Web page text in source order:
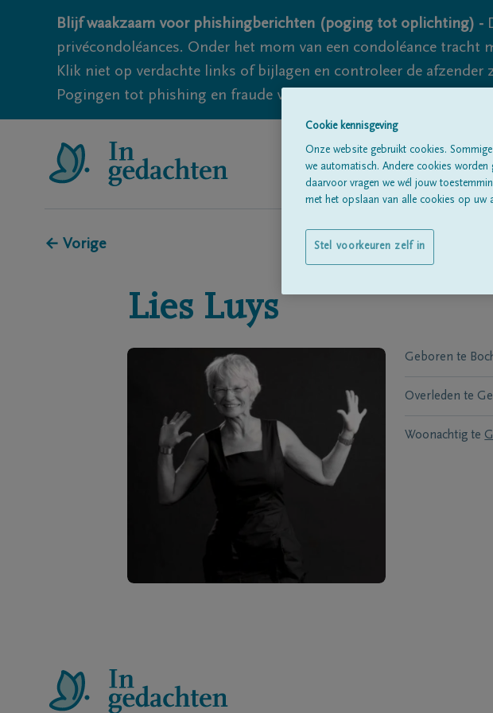
Blijf waakzaam voor phishingberichten (poging tot oplichting) -
privécondoléances. Onder het mom van een condoléance tracht
Klik niet op verdachte links of bijlagen en controleer de
Pogingen tot phishing en fraude vallen echter nooit volledig uit
← Vorige
Lies Luys
Geboren te
Overleden te
Woonachtig te
Cookie kennisgeving
Onze website gebruikt cookies.
we automatisch. Andere cookies
daarvoor vragen we wél jouw
met het opslaan van alle cookies op uw
Stel voorkeuren zelf in